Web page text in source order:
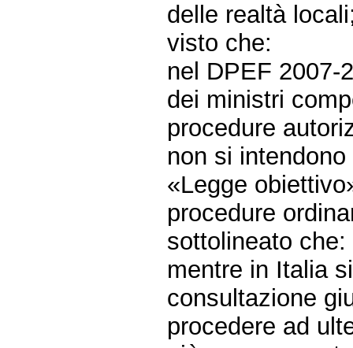
delle realtà
visto che:
nel DPEF 2007-
dei ministri
procedure
non si
«Legge
procedure
sottolineato che:
mentre in Italia
consultazione
procedere ad